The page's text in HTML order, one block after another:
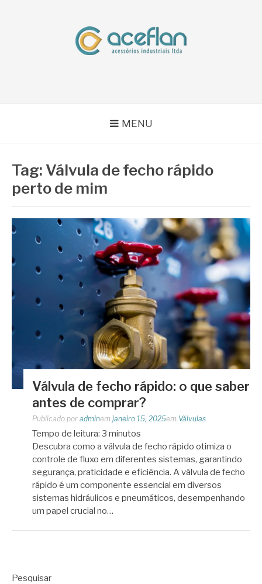
MENU
Tag: Válvula de fecho rápido
perto de mim
Válvula de fecho rápido: o que saber
antes de comprar?
Publicado por adminem janeiro 15, 2025em Válvulas
Tempo de leitura: 3 minutos
Descubra como a válvula de fecho rápido otimiza o
controle de fluxo em diferentes sistemas, garantindo
segurança, praticidade e eficiência. A válvula de fecho
rápido é um componente essencial em diversos
sistemas hidráulicos e pneumáticos, desempenhando
um papel crucial no…
Pesquisar